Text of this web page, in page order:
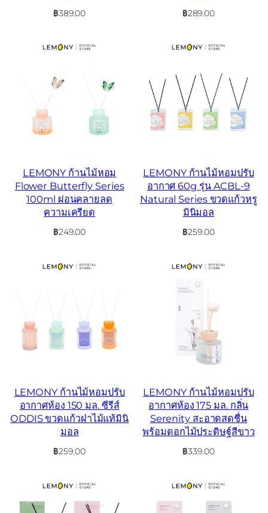
฿389.00 ฿289.00
LEMONY ก้านไม้หอม
Flower Butterfly Series
100ml ผ่อนคลายลด
ความเครียด
฿249.00
LEMONY ก้านไม้หอมปรับ
อากาศ 60g รุ่น ACBL-9
Natural Series ขวดแก้วหรู
มินิมอล
฿259.00
LEMONY ก้านไม้หอมปรับ
อากาศห้อง 150 มล. ซีรีส์
ODDIS ขวดแก้วฝาไม้แท้มินิ
มอล
฿259.00
LEMONY ก้านไม้หอมปรับ
อากาศห้อง 175 มล. กลิ่น
Serenity สะอาดสดชื่น
พร้อมดอกไม้ประดิษฐ์สีขาว
฿339.00